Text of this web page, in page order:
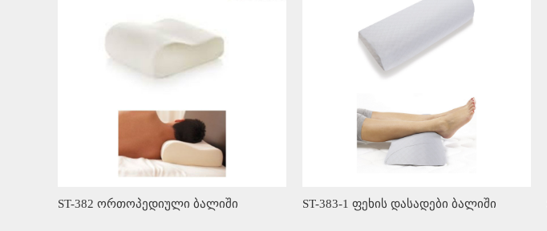
ST-382 ორთოპედიული ბალიში ST-383-1 ფეხის დასადები ბალიში